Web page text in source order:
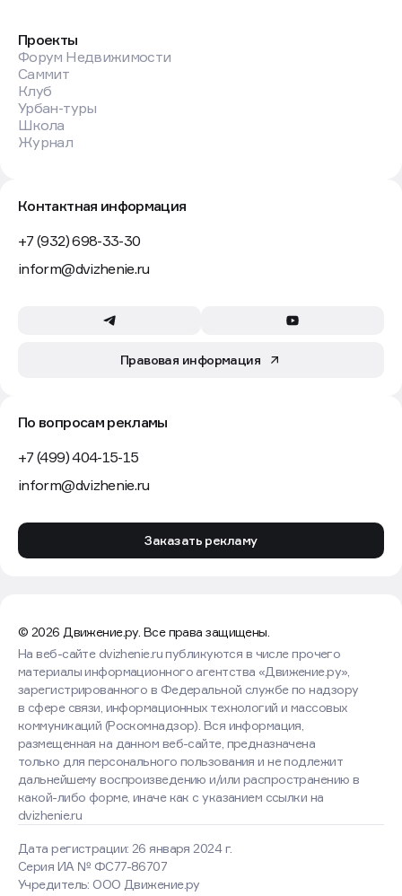
Проекты
Форум Недвижимости
Саммит
Клуб
Урбан-туры
Школа
Журнал
Контактная информация
+7 (932) 698-33-30
inform@dvizhenie.ru
Правовая информация
По вопросам рекламы
+7 (499) 404-15-15
inform@dvizhenie.ru
Заказать рекламу
© 2026 Движение.ру. Все права защищены.
Дата регистрации: 26 января 2024 г.
Серия ИА № ФС77-86707
Учредитель: ООО Движение.ру
На веб-сайте dvizhenie.ru публикуются в числе прочего
материалы информационного агентства «Движение.ру»,
зарегистрированного в Федеральной службе по надзору
в сфере связи, информационных технологий и массовых
коммуникаций (Роскомнадзор). Вся информация,
размещенная на данном веб-сайте, предназначена
только для персонального пользования и не подлежит
дальнейшему воспроизведению и/или распространению в
какой-либо форме, иначе как с указанием ссылки на
dvizhenie.ru